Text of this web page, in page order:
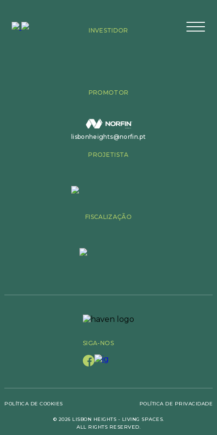
INVESTIDOR
PROMOTOR
lisbonheights@norfin.pt
PROJETISTA
FISCALIZAÇÃO
SIGA-NOS
© 2026 LISBON HEIGHTS - LIVING SPACES.
ALL RIGHTS RESERVED.
POLÍTICA DE COOKIES POLÍTICA DE PRIVACIDADE